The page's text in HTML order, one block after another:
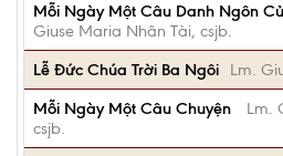
Mỗi Ngày Một Câu Danh Ngôn
Giuse Maria Nhân Tài, csjb.
Lễ Đức Chúa Trời Ba Ngôi
Lm.
Mỗi Ngày Một Câu Chuyện
Lm.
csjb.